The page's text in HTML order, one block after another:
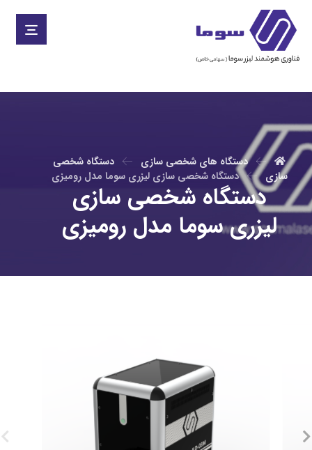
دستگاه های شخصی سازی
دستگاه شخصی
سازی
دستگاه شخصی سازی لیزری سوما مدل رومیزی
دستگاه شخصی سازی
لیزری سوما مدل رومیزی